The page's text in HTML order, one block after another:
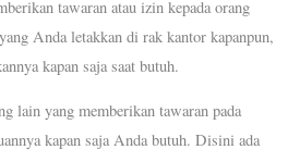
tawaran atau izin kepada orang
Anda letakkan di rak kantor kapanpun,
kapan saja saat butuh.
lain yang memberikan tawaran pada
kapan saja Anda butuh. Disini ada